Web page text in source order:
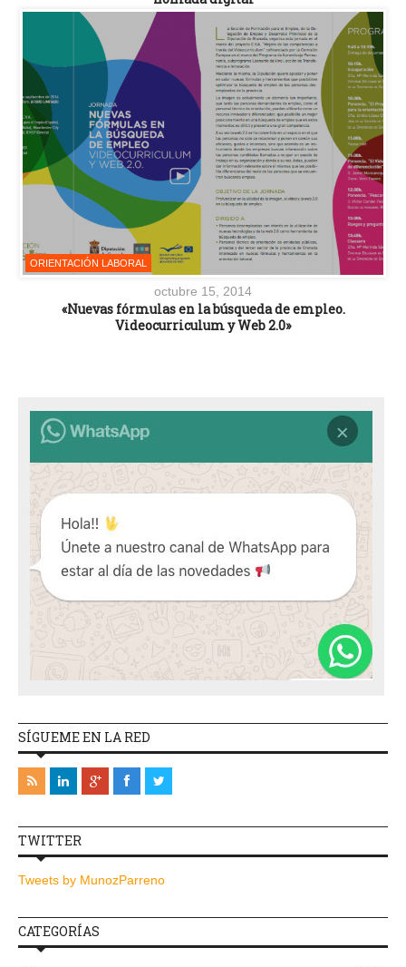
ORIENTACIÓN LABORAL
octubre 15, 2014
«Nuevas fórmulas en la búsqueda de empleo.
Videocurriculum y Web 2.0»
SÍGUEME EN LA RED
TWITTER
Tweets by MunozParreno
CATEGORÍAS